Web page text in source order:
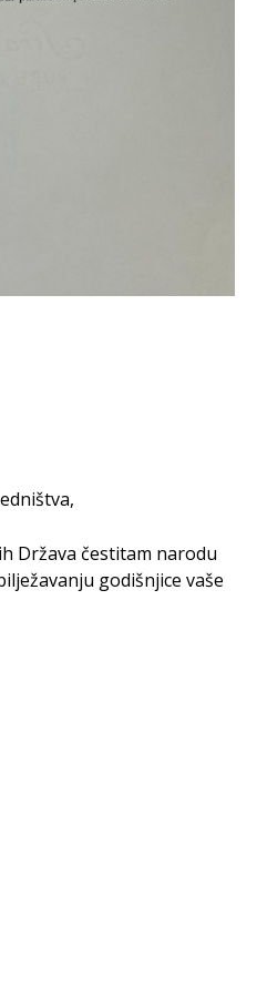
Država čestitam narodu
godišnjice vaše